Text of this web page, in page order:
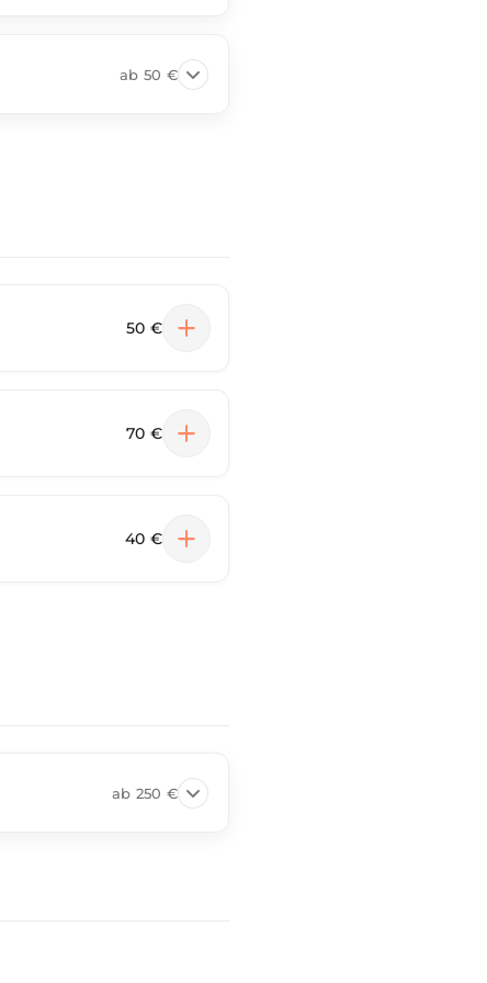
ab 50 €
50 €
70 €
40 €
ab 250 €